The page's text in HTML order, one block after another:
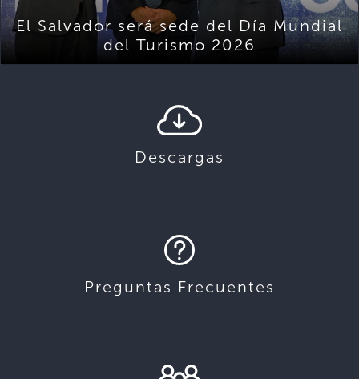
El Salvador será sede del Día Mundial
del Turismo 2026
Descargas
Preguntas Frecuentes